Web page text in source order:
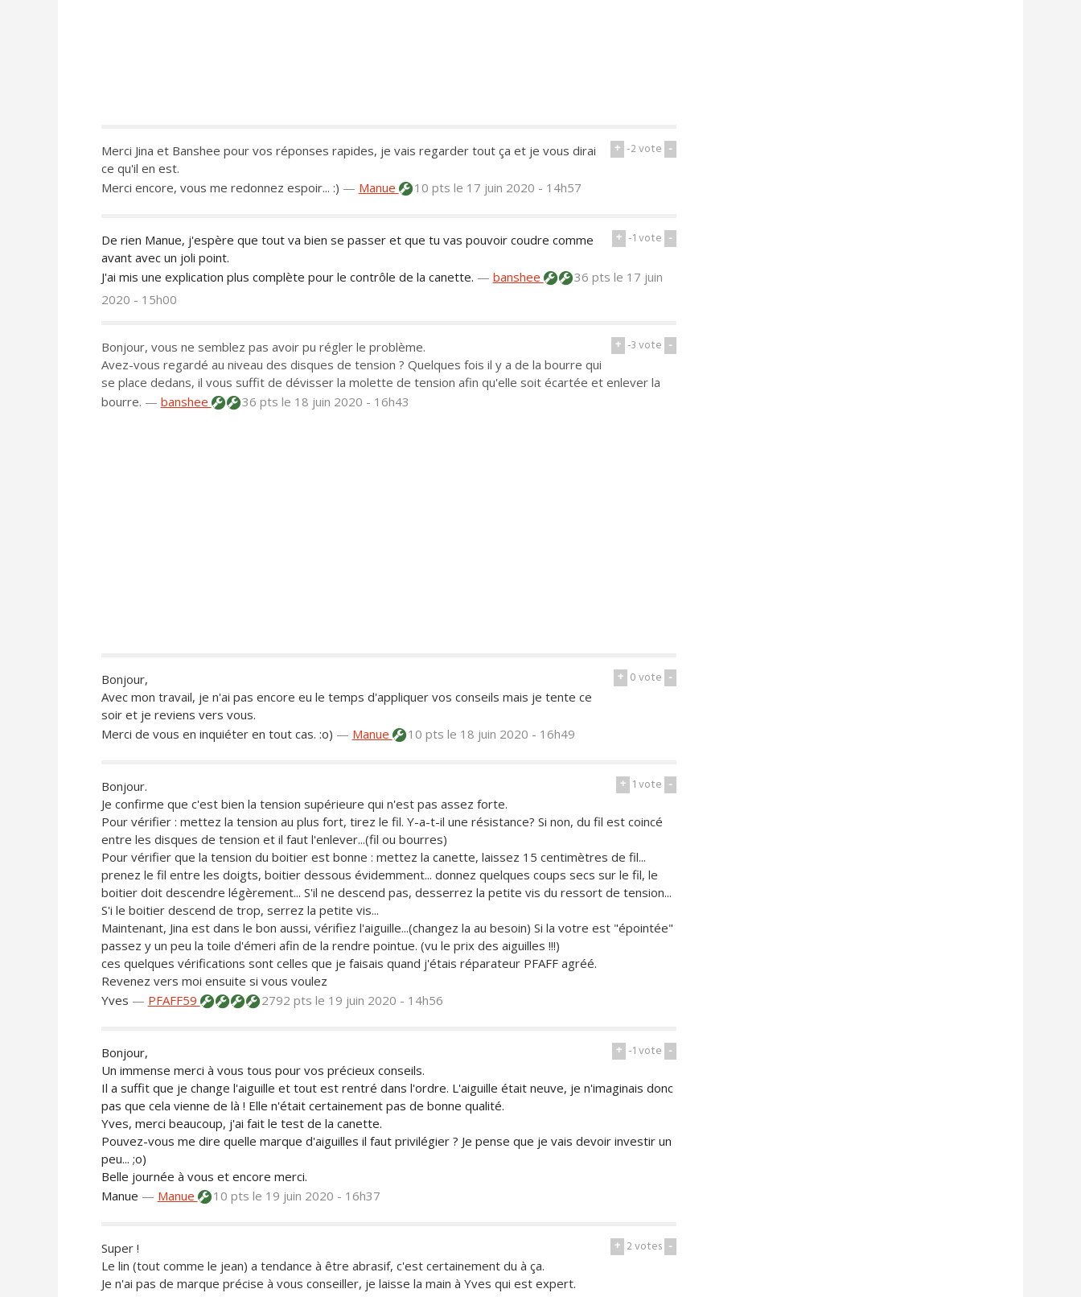
+ -2vote -
Merci Jina et Banshee pour vos réponses rapides, je vais regarder tout ça et je vous dirai
ce qu'il en est.
Merci encore, vous me redonnez espoir... :) — Manue 10 pts le 17 juin 2020 - 14h57
+ -1vote -
De rien Manue, j'espère que tout va bien se passer et que tu vas pouvoir coudre comme
avant avec un joli point.
J'ai mis une explication plus complète pour le contrôle de la canette. — banshee 36 pts le 17 juin
2020 - 15h00
+ -3vote -
Bonjour, vous ne semblez pas avoir pu régler le problème.
Avez-vous regardé au niveau des disques de tension ? Quelques fois il y a de la bourre qui
se place dedans, il vous suffit de dévisser la molette de tension afin qu'elle soit écartée et enlever la
bourre. — banshee 36 pts le 18 juin 2020 - 16h43
+ 0vote -
Bonjour,
Avec mon travail, je n'ai pas encore eu le temps d'appliquer vos conseils mais je tente ce
soir et je reviens vers vous.
Merci de vous en inquiéter en tout cas. :o) — Manue 10 pts le 18 juin 2020 - 16h49
+ 1vote -
Bonjour.
Je confirme que c'est bien la tension supérieure qui n'est pas assez forte.
Pour vérifier : mettez la tension au plus fort, tirez le fil. Y-a-t-il une résistance? Si non, du fil est coincé
entre les disques de tension et il faut l'enlever...(fil ou bourres)
Pour vérifier que la tension du boitier est bonne : mettez la canette, laissez 15 centimètres de fil...
prenez le fil entre les doigts, boitier dessous évidemment... donnez quelques coups secs sur le fil, le
boitier doit descendre légèrement... S'il ne descend pas, desserrez la petite vis du ressort de tension...
S'i le boitier descend de trop, serrez la petite vis...
Maintenant, Jina est dans le bon aussi, vérifiez l'aiguille...(changez la au besoin) Si la votre est "épointée"
passez y un peu la toile d'émeri afin de la rendre pointue. (vu le prix des aiguilles !!!)
ces quelques vérifications sont celles que je faisais quand j'étais réparateur PFAFF agréé.
Revenez vers moi ensuite si vous voulez
Yves — PFAFF59 2792 pts le 19 juin 2020 - 14h56
+ -1vote -
Bonjour,
Un immense merci à vous tous pour vos précieux conseils.
Il a suffit que je change l'aiguille et tout est rentré dans l'ordre. L'aiguille était neuve, je n'imaginais donc
pas que cela vienne de là ! Elle n'était certainement pas de bonne qualité.
Yves, merci beaucoup, j'ai fait le test de la canette.
Pouvez-vous me dire quelle marque d'aiguilles il faut privilégier ? Je pense que je vais devoir investir un
peu... ;o)
Belle journée à vous et encore merci.
Manue — Manue 10 pts le 19 juin 2020 - 16h37
+ 2votes -
Super !
Le lin (tout comme le jean) a tendance à être abrasif, c'est certainement du à ça.
Je n'ai pas de marque précise à vous conseiller, je laisse la main à Yves qui est expert.